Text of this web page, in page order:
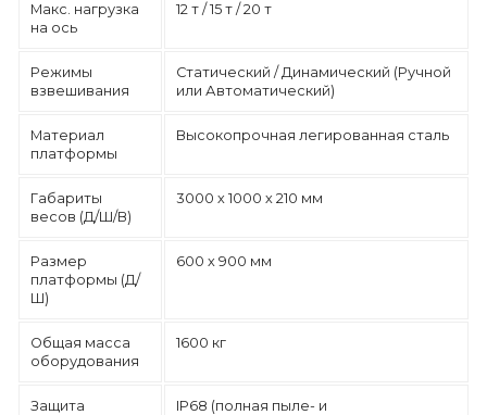
Макс. нагрузка
на ось
12 т / 15 т / 20 т
Режимы
взвешивания
Статический / Динамический (Ручной
или Автоматический)
Материал
платформы
Высокопрочная легированная сталь
Габариты
весов (Д/Ш/В)
3000 х 1000 х 210 мм
Размер
платформы (Д/
Ш)
600 х 900 мм
Общая масса
оборудования
1600 кг
Защита
IP68 (полная пыле- и